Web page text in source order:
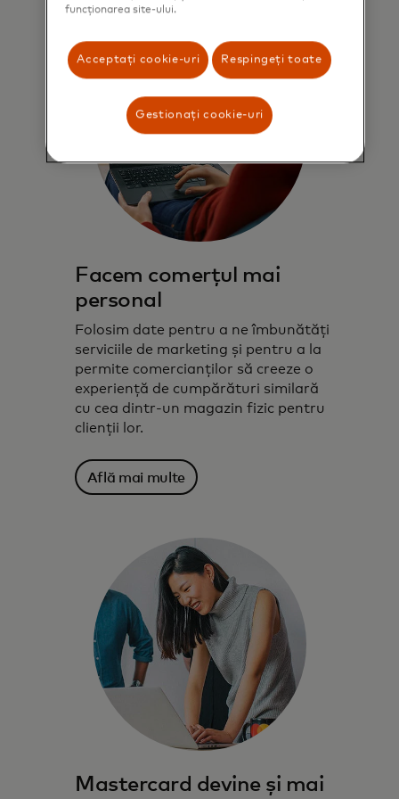
Facem comerțul mai
personal
Folosim date pentru a ne îmbunătăți
serviciile de marketing și pentru a la
permite comercianților să creeze o
experiență de cumpărături similară
cu cea dintr-un magazin fizic pentru
clienții lor.
Află mai multe
Mastercard devine și mai
funcționarea site-ului.
Acceptați cookie-uri Respingeți toate
Gestionați cookie-uri